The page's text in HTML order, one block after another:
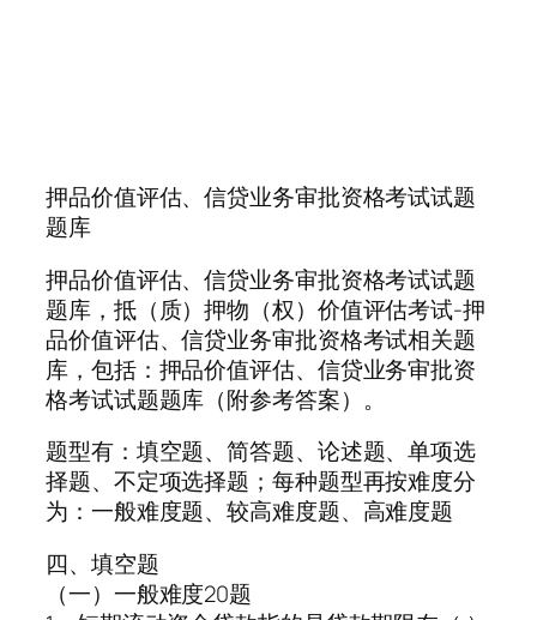
押品价值评估、信贷业务审批资格考试试题
题库
押品价值评估、信贷业务审批资格考试试题
题库，抵（质）押物（权）价值评估考试-押
品价值评估、信贷业务审批资格考试相关题
库，包括：押品价值评估、信贷业务审批资
格考试试题题库（附参考答案）。
题型有：填空题、简答题、论述题、单项选
择题、不定项选择题；每种题型再按难度分
为：一般难度题、较高难度题、高难度题
四、填空题
（一）一般难度20题